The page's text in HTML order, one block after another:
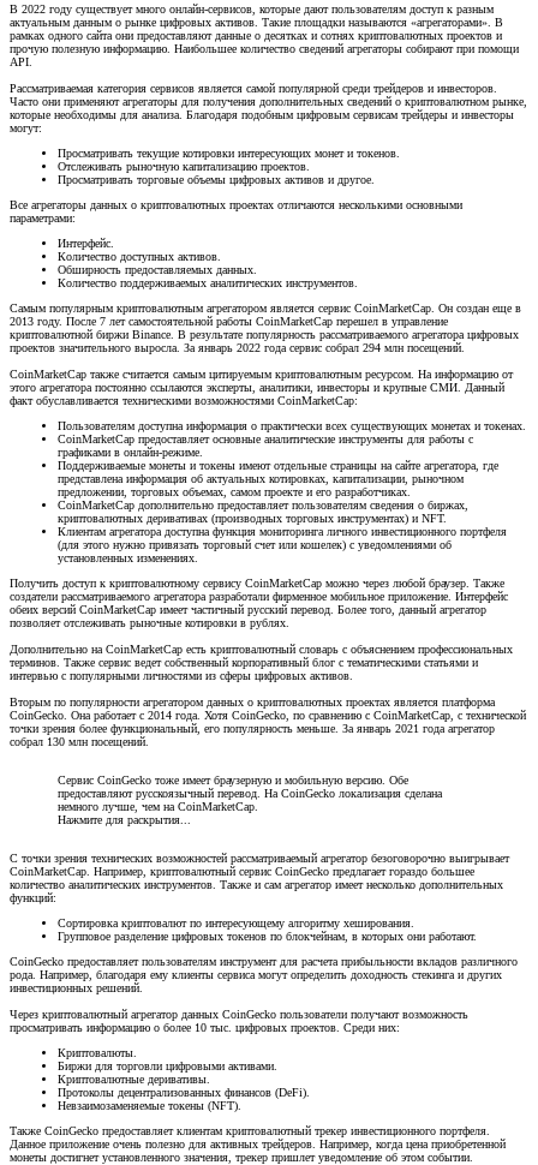
В 2022 году существует много онлайн-сервисов, которые дают пользователям доступ к разным
актуальным данным о рынке цифровых активов. Такие площадки называются «агрегаторами». В
рамках одного сайта они предоставляют данные о десятках и сотнях криптовалютных проектов и
прочую полезную информацию. Наибольшее количество сведений агрегаторы собирают при помощи
API.
Рассматриваемая категория сервисов является самой популярной среди трейдеров и инвесторов.
Часто они применяют агрегаторы для получения дополнительных сведений о криптовалютном рынке,
которые необходимы для анализа. Благодаря подобным цифровым сервисам трейдеры и инвесторы
могут:
Просматривать текущие котировки интересующих монет и токенов.
Отслеживать рыночную капитализацию проектов.
Просматривать торговые объемы цифровых активов и другое.
Все агрегаторы данных о криптовалютных проектах отличаются несколькими основными
параметрами:
Интерфейс.
Количество доступных активов.
Обширность предоставляемых данных.
Количество поддерживаемых аналитических инструментов.
Самым популярным криптовалютным агрегатором является сервис CoinMarketCap. Он создан еще в
2013 году. После 7 лет самостоятельной работы CoinMarketCap перешел в управление
криптовалютной биржи Binance. В результате популярность рассматриваемого агрегатора цифровых
проектов значительного выросла. За январь 2022 года сервис собрал 294 млн посещений.
CoinMarketCap также считается самым цитируемым криптовалютным ресурсом. На информацию от
этого агрегатора постоянно ссылаются эксперты, аналитики, инвесторы и крупные СМИ. Данный
факт обуславливается техническими возможностями CoinMarketCap:
Пользователям доступна информация о практически всех существующих монетах и токенах.
CoinMarketCap предоставляет основные аналитические инструменты для работы с
графиками в онлайн-режиме.
Поддерживаемые монеты и токены имеют отдельные страницы на сайте агрегатора, где
представлена информация об актуальных котировках, капитализации, рыночном
предложении, торговых объемах, самом проекте и его разработчиках.
CoinMarketCap дополнительно предоставляет пользователям сведения о биржах,
криптовалютных деривативах (производных торговых инструментах) и NFT.
Клиентам агрегатора доступна функция мониторинга личного инвестиционного портфеля
(для этого нужно привязать торговый счет или кошелек) с уведомлениями об
установленных изменениях.
Получить доступ к криптовалютному сервису CoinMarketCap можно через любой браузер. Также
создатели рассматриваемого агрегатора разработали фирменное мобильное приложение. Интерфейс
обеих версий CoinMarketCap имеет частичный русский перевод. Более того, данный агрегатор
позволяет отслеживать рыночные котировки в рублях.
Дополнительно на CoinMarketCap есть криптовалютный словарь с объяснением профессиональных
терминов. Также сервис ведет собственный корпоративный блог с тематическими статьями и
интервью с популярными личностями из сферы цифровых активов.
Вторым по популярности агрегатором данных о криптовалютных проектах является платформа
CoinGecko. Она работает с 2014 года. Хотя CoinGecko, по сравнению с CoinMarketCap, с технической
точки зрения более функциональный, его популярность меньше. За январь 2021 года агрегатор
собрал 130 млн посещений.
Сервис CoinGecko тоже имеет браузерную и мобильную версию. Обе
предоставляют русскоязычный перевод. На CoinGecko локализация сделана
немного лучше, чем на CoinMarketCap.
Нажмите для раскрытия...
С точки зрения технических возможностей рассматриваемый агрегатор безоговорочно выигрывает
CoinMarketCap. Например, криптовалютный сервис CoinGecko предлагает гораздо большее
количество аналитических инструментов. Также и сам агрегатор имеет несколько дополнительных
функций:
Сортировка криптовалют по интересующему алгоритму хеширования.
Групповое разделение цифровых токенов по блокчейнам, в которых они работают.
CoinGecko предоставляет пользователям инструмент для расчета прибыльности вкладов различного
рода. Например, благодаря ему клиенты сервиса могут определить доходность стекинга и других
инвестиционных решений.
Через криптовалютный агрегатор данных CoinGecko пользователи получают возможность
просматривать информацию о более 10 тыс. цифровых проектов. Среди них:
Криптовалюты.
Биржи для торговли цифровыми активами.
Криптовалютные деривативы.
Протоколы децентрализованных финансов (DeFi).
Невзаимозаменяемые токены (NFT).
Также CoinGecko предоставляет клиентам криптовалютный трекер инвестиционного портфеля.
Данное приложение очень полезно для активных трейдеров. Например, когда цена приобретенной
монеты достигнет установленного значения, трекер пришлет уведомление об этом событии.